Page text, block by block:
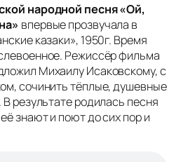
народной песня «Ой,
впервые прозвучала в
казаки», 1950г. Время
Режиссёр фильма
Михаилу Исаковскому, с
сочинить тёплые, душевные
результате родилась песня
знают и поют до сих пор и